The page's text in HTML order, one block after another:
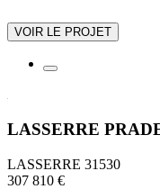
VOIR LE PROJET
LASSERRE
LASSERRE 31530
307 810 €